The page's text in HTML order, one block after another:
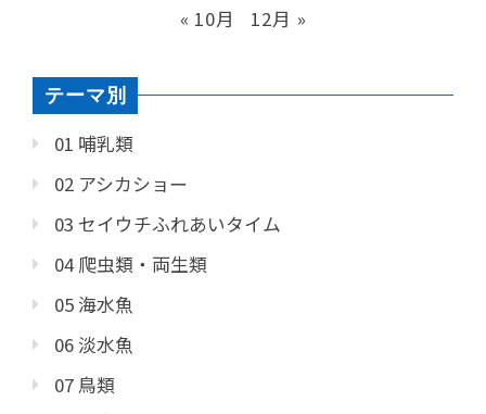
« 10月 12月 »
テーマ別
01 哺乳類
02 アシカショー
03 セイウチふれあいタイム
04 爬虫類・両生類
05 海水魚
06 淡水魚
07 鳥類